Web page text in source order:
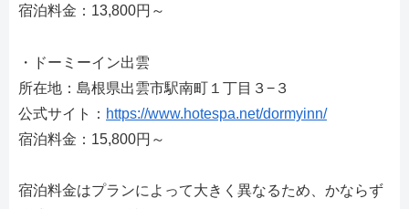
宿泊料金：13,800円～
・ドーミーイン出雲
所在地：島根県出雲市駅南町１丁目３−３
公式サイト： https://www.hotespa.net/dormyinn/
宿泊料金：15,800円～
宿泊料金はプランによって大きく異なるため、かならず